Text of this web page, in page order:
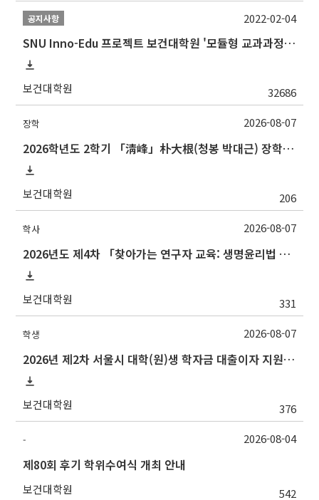
공지사항
SNU Inno-Edu 프로젝트 보건대학원 '모듈형 교과과정' 안내(revised 2022/2/28)
보건대학원 32686
2022-02-04
장학
2026학년도 2학기 「淸峰」朴大根(청봉 박대근) 장학금 신청 안내
보건대학원 206
2026-08-07
학사
2026년도 제4차 「찾아가는 연구자 교육: 생명윤리법 및 IRB 심의의뢰서 작성법」 교육 안내
보건대학원 331
2026-08-07
학생
2026년 제2차 서울시 대학(원)생 학자금 대출이자 지원 안내
보건대학원 376
2026-08-07
-
제80회 후기 학위수여식 개최 안내
보건대학원 542
2026-08-04